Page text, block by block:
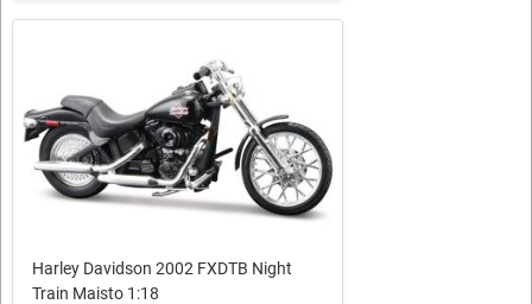
Harley Davidson 2002 FXDTB Night
Train Maisto 1:18